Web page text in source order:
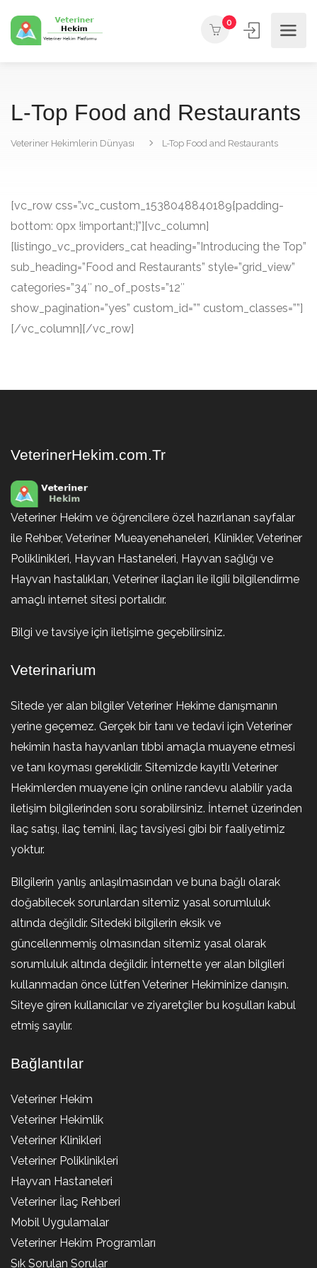
0
L-Top Food and Restaurants
Veteriner Hekimlerin Dünyası L-Top Food and Restaurants
[vc_row css=”.vc_custom_1538048840189{padding-
bottom: 0px !important;}”][vc_column]
[listingo_vc_providers_cat heading=”Introducing the Top”
sub_heading=”Food and Restaurants” style=”grid_view”
categories=”34″ no_of_posts=”12″
show_pagination=”yes” custom_id=”” custom_classes=””]
[/vc_column][/vc_row]
VeterinerHekim.com.Tr
Veteriner Hekim ve öğrencilere özel hazırlanan sayfalar
ile Rehber, Veteriner Mueayenehaneleri, Klinikler, Veteriner
Poliklinikleri, Hayvan Hastaneleri, Hayvan sağlığı ve
Hayvan hastalıkları, Veteriner ilaçları ile ilgili bilgilendirme
amaçlı internet sitesi portalıdır.
Bilgi ve tavsiye için iletişime geçebilirsiniz.
Veterinarium
Sitede yer alan bilgiler Veteriner Hekime danışmanın
yerine geçemez. Gerçek bir tanı ve tedavi için Veteriner
hekimin hasta hayvanları tıbbi amaçla muayene etmesi
ve tanı koyması gereklidir. Sitemizde kayıtlı Veteriner
Hekimlerden muayene için online randevu alabilir yada
iletişim bilgilerinden soru sorabilirsiniz. İnternet üzerinden
ilaç satışı, ilaç temini, ilaç tavsiyesi gibi bir faaliyetimiz
yoktur.
Bilgilerin yanlış anlaşılmasından ve buna bağlı olarak
doğabilecek sorunlardan sitemiz yasal sorumluluk
altında değildir. Sitedeki bilgilerin eksik ve
güncellenmemiş olmasından sitemiz yasal olarak
sorumluluk altında değildir. İnternette yer alan bilgileri
kullanmadan önce lütfen Veteriner Hekiminize danışın.
Siteye giren kullanıcılar ve ziyaretçiler bu koşulları kabul
etmiş sayılır.
Bağlantılar
Veteriner Hekim
Veteriner Hekimlik
Veteriner Klinikleri
Veteriner Poliklinikleri
Hayvan Hastaneleri
Veteriner İlaç Rehberi
Mobil Uygulamalar
Veteriner Hekim Programları
Sık Sorulan Sorular